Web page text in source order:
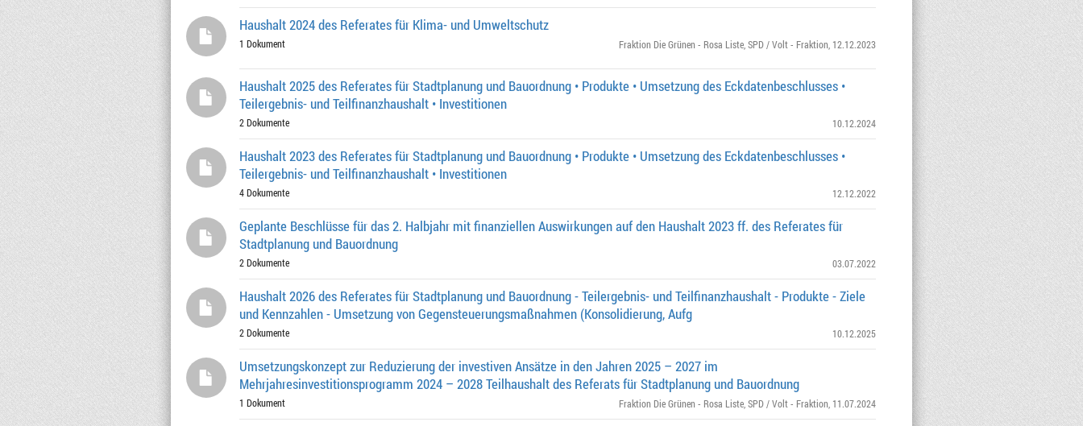
Haushalt 2024 des Referates für Klima- und Umweltschutz
1 Dokument Fraktion Die Grünen - Rosa Liste, SPD / Volt - Fraktion , 12.12.2023
Haushalt 2025 des Referates für Stadtplanung und Bauordnung • Produkte • Umsetzung des Eckdatenbeschlusses •
Teilergebnis- und Teilfinanzhaushalt • Investitionen
2 Dokumente 10.12.2024
Haushalt 2023 des Referates für Stadtplanung und Bauordnung • Produkte • Umsetzung des Eckdatenbeschlusses •
Teilergebnis- und Teilfinanzhaushalt • Investitionen
4 Dokumente 12.12.2022
Geplante Beschlüsse für das 2. Halbjahr mit finanziellen Auswirkungen auf den Haushalt 2023 ff. des Referates für
Stadtplanung und Bauordnung
2 Dokumente 03.07.2022
Haushalt 2026 des Referates für Stadtplanung und Bauordnung - Teilergebnis- und Teilfinanzhaushalt - Produkte - Ziele
und Kennzahlen - Umsetzung von Gegensteuerungsmaßnahmen (Konsolidierung, Aufg
2 Dokumente 10.12.2025
Umsetzungskonzept zur Reduzierung der investiven Ansätze in den Jahren 2025 – 2027 im
Mehrjahresinvestitionsprogramm 2024 – 2028 Teilhaushalt des Referats für Stadtplanung und Bauordnung
1 Dokument Fraktion Die Grünen - Rosa Liste, SPD / Volt - Fraktion , 11.07.2024